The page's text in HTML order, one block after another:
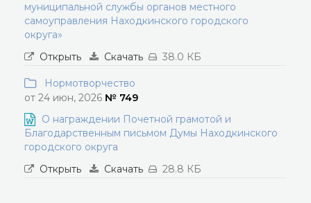
муниципальной службы органов местного
самоуправления Находкинского городского
округа»
Открыть
Скачать 38.0 КБ
Нормотворчество
от 24 июн, 2026 № 749
О награждении Почетной грамотой и
Благодарственным письмом Думы Находкинского
городского округа
Открыть
Скачать 28.8 КБ